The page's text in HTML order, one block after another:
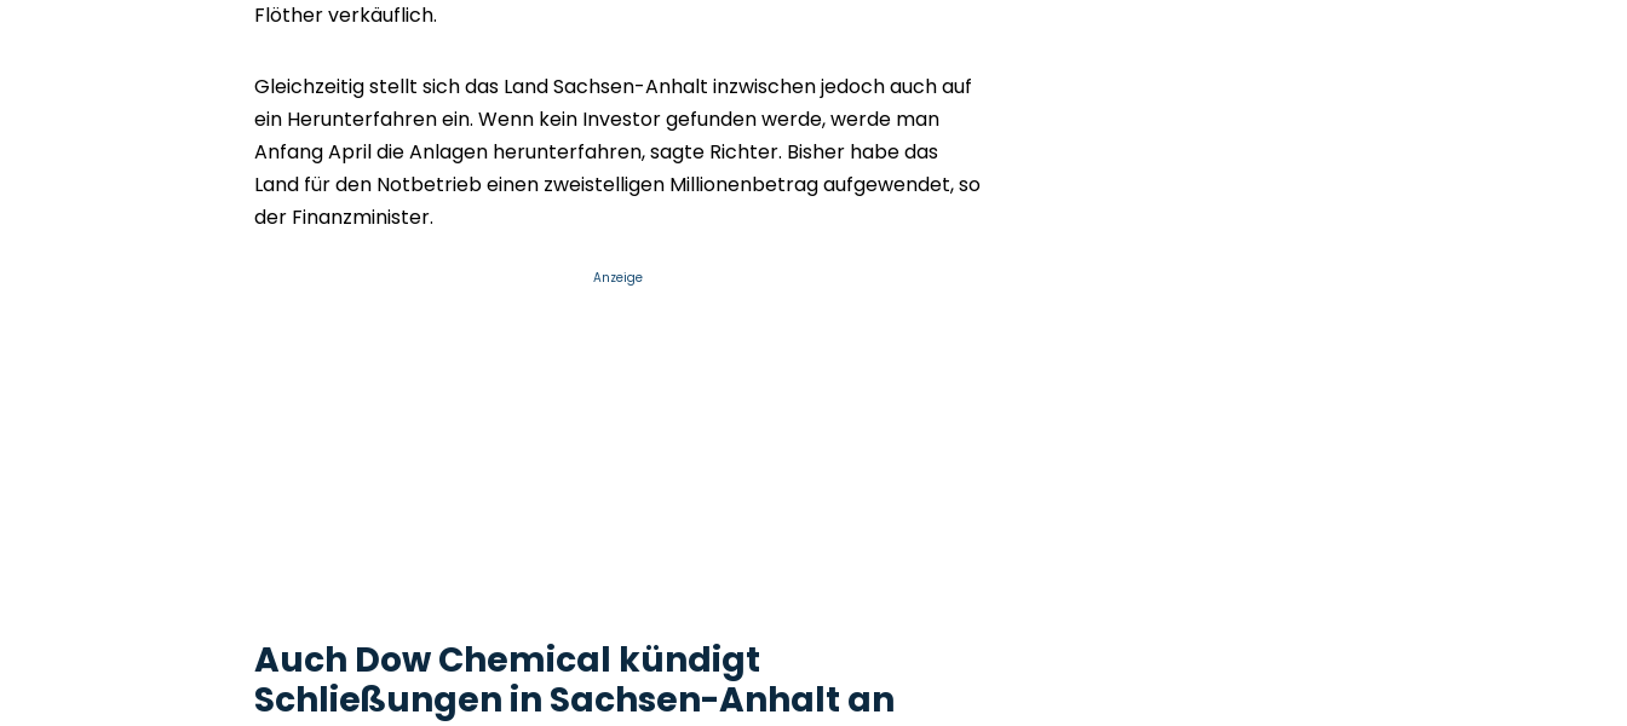
Flöther verkäuflich.
Gleichzeitig stellt sich das Land Sachsen-Anhalt inzwischen jedoch auch auf
ein Herunterfahren ein. Wenn kein Investor gefunden werde, werde man
Anfang April die Anlagen herunterfahren, sagte Richter. Bisher habe das
Land für den Notbetrieb einen zweistelligen Millionenbetrag aufgewendet, so
der Finanzminister.
Anzeige
Auch Dow Chemical kündigt
Schließungen in Sachsen-Anhalt an